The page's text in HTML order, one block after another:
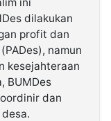
dilakukan
profit dan
namun
kesejahteraan
BUMDes
dan